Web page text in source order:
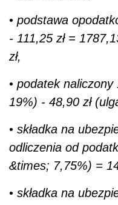
• podstawa
- 111,25 zł =
zł,
• podatek naliczony
19%) - 48,90 zł
• składka na
odliczenia od
&times; 7,75%) =
• składka na